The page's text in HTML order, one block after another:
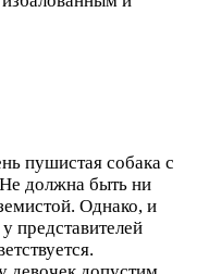
пушистая собака с
должна быть ни
Однако, и
представителей